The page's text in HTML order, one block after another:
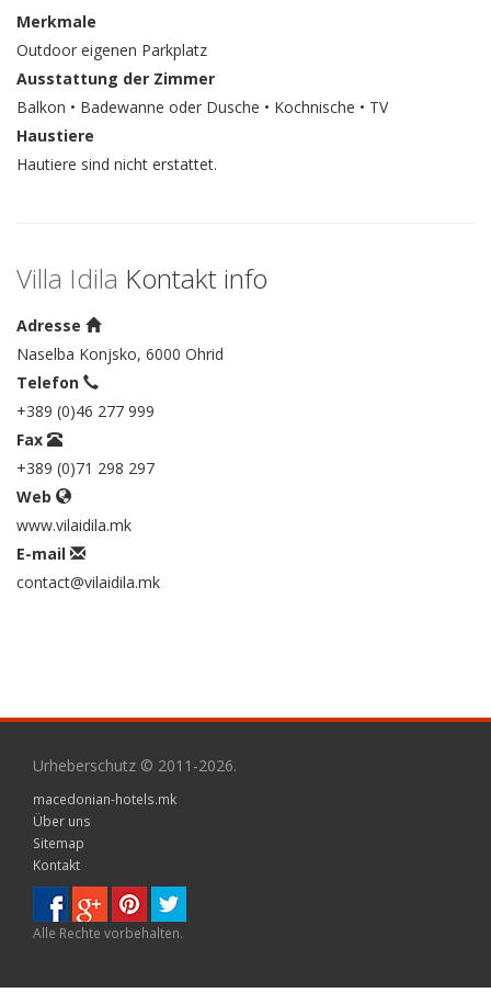
Merkmale
Outdoor eigenen Parkplatz
Ausstattung der Zimmer
Balkon • Badewanne oder Dusche • Kochnische • TV
Haustiere
Hautiere sind nicht erstattet.
Villa Idila Kontakt info
Adresse
Naselba Konjsko, 6000 Ohrid
Telefon
+389 (0)46 277 999
Fax
+389 (0)71 298 297
Web
www.vilaidila.mk
E-mail
contact@vilaidila.mk
Urheberschutz © 2011-2026.
macedonian-hotels.mk
Über uns
Sitemap
Kontakt
Alle Rechte vorbehalten.